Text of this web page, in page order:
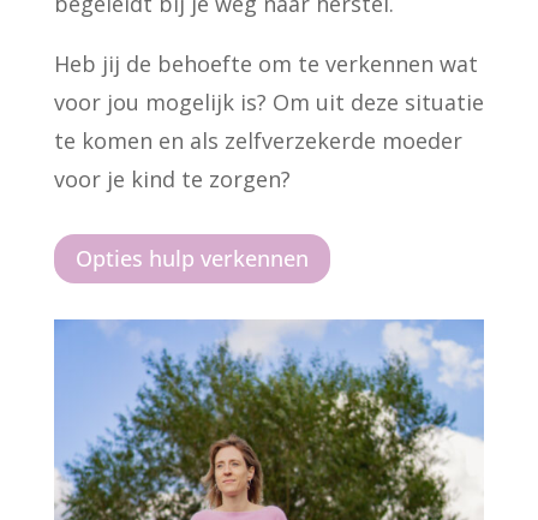
Heb jij de behoefte om te verkennen wat
voor jou mogelijk is? Om uit deze situatie
te komen en als zelfverzekerde moeder
voor je kind te zorgen?
Opties hulp verkennen